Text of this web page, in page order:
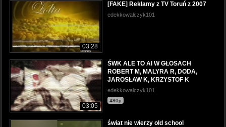
03:28
[FAKE] Reklamy z TV Toruń z 2007
edekkowalczyk101
03:05
ŚWK ALE TO AI W GŁOSACH
ROBERT M, MALYRA R, DODA,
JAROSŁAW K, KRZYSTOF K
edekkowalczyk101
480p
świat nie wierzy old school